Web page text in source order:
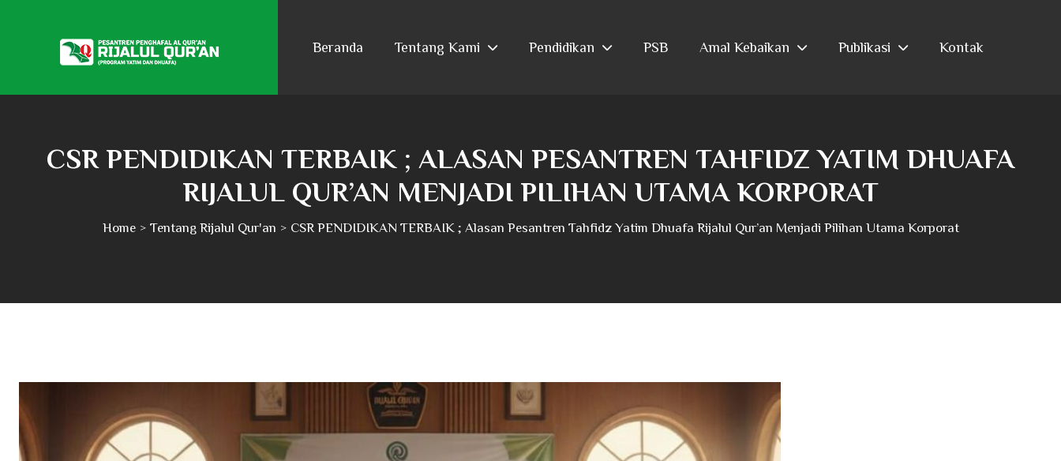
Beranda Tentang Kami Pendidikan PSB Amal Kebaikan Publikasi Kontak
CSR PENDIDIKAN TERBAIK ; ALASAN PESANTREN TAHFIDZ YATIM DHUAFA
RIJALUL QUR’AN MENJADI PILIHAN UTAMA KORPORAT
Home Tentang Rijalul Qur'an CSR PENDIDIKAN TERBAIK ; Alasan Pesantren Tahfidz Yatim Dhuafa Rijalul Qur’an Menjadi Pilihan Utama Korporat